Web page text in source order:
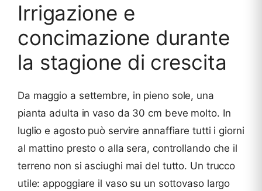
Irrigazione e
concimazione durante
la stagione di crescita
Da maggio a settembre, in pieno sole, una
pianta adulta in vaso da 30 cm beve molto. In
luglio e agosto può servire annaffiare tutti i giorni
al mattino presto o alla sera, controllando che il
terreno non si asciughi mai del tutto. Un trucco
utile: appoggiare il vaso su un sottovaso largo